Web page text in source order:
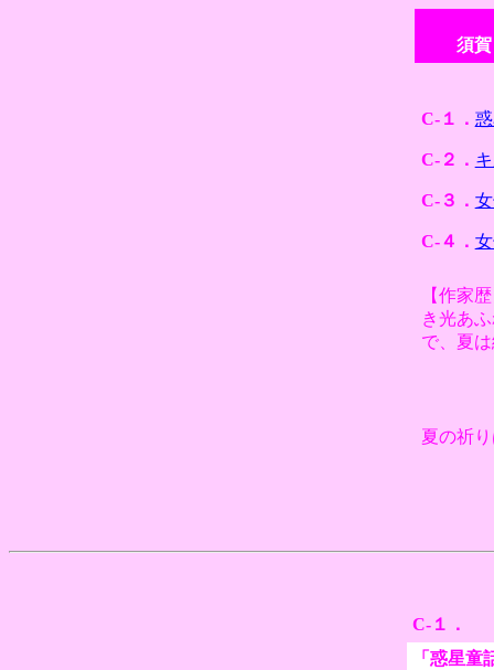
須
C-１．
C-２．
C-３．
C-４．
【作家
き光あ
で、夏
夏の祈
C-１．
「惑星童